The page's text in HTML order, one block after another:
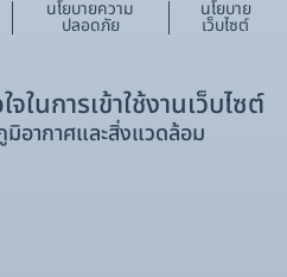
นโยบายความ
ปลอดภัย
นโยบาย
เว็บไซต์
นการเข้าใช้งานเว็บไซต์
อากาศและสิ่งแวดล้อม